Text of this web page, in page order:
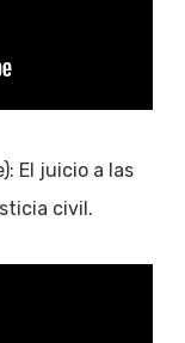
El juicio a las
civil.